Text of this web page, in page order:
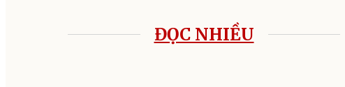
ĐỌC NHIỀU